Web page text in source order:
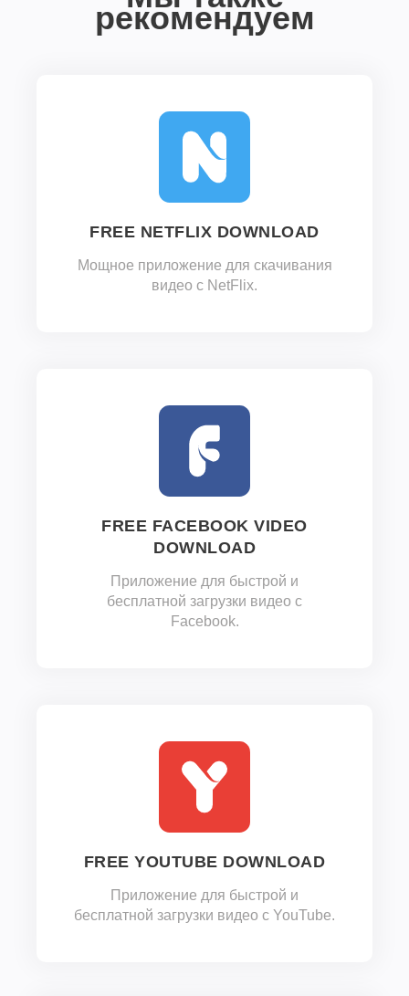
рекомендуем
FREE NETFLIX DOWNLOAD
Мощное приложение для скачивания
видео с NetFlix.
FREE FACEBOOK VIDEO
DOWNLOAD
Приложение для быстрой и
бесплатной загрузки видео с
Facebook.
FREE YOUTUBE DOWNLOAD
Приложение для быстрой и
бесплатной загрузки видео с YouTube.